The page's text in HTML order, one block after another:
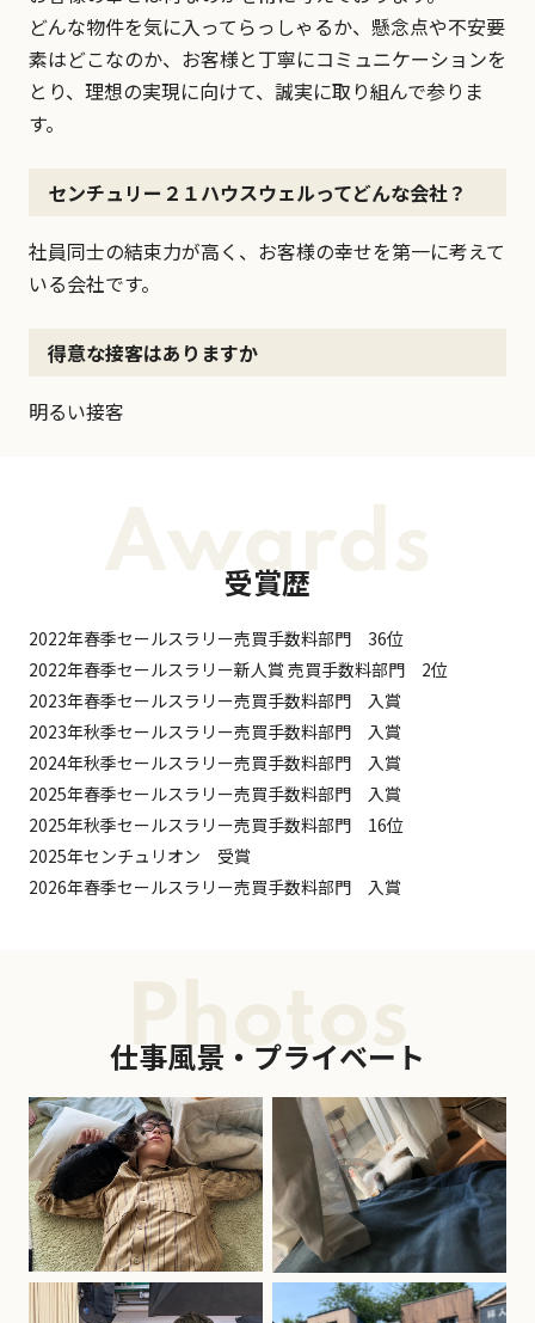
どんな物件を気に入ってらっしゃるか、懸念点や不安要
素はどこなのか、お客様と丁寧にコミュニケーションを
とり、理想の実現に向けて、誠実に取り組んで参りま
す。
センチュリー２１ハウスウェルってどんな会社？
社員同士の結束力が高く、お客様の幸せを第一に考えて
いる会社です。
得意な接客はありますか
明るい接客
Awards
受賞歴
2022年春季セールスラリー売買手数料部門 36位
2022年春季セールスラリー新人賞 売買手数料部門 2位
2023年春季セールスラリー売買手数料部門 入賞
2023年秋季セールスラリー売買手数料部門 入賞
2024年秋季セールスラリー売買手数料部門 入賞
2025年春季セールスラリー売買手数料部門 入賞
2025年秋季セールスラリー売買手数料部門 16位
2025年センチュリオン 受賞
2026年春季セールスラリー売買手数料部門 入賞
Photos
仕事風景・プライベート